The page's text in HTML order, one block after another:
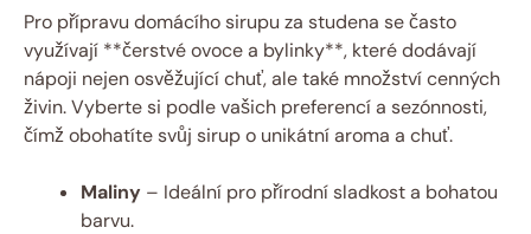
Pro přípravu domácího sirupu za studena se často
využívají **čerstvé ovoce a bylinky**, které dodávají
nápoji nejen osvěžující chuť, ale také množství cenných
živin. Vyberte si podle vašich preferencí a sezónnosti,
čímž obohatíte svůj sirup o unikátní aroma a chuť.
Maliny – Ideální pro přírodní sladkost a bohatou
barvu.